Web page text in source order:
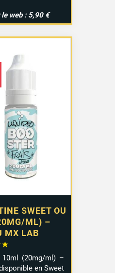
web : 5,90 €
SWEET OU
ML) –
MX LAB
Plage
prix :
1,29 €
10,99 €
(20mg/ml) –
en Sweet